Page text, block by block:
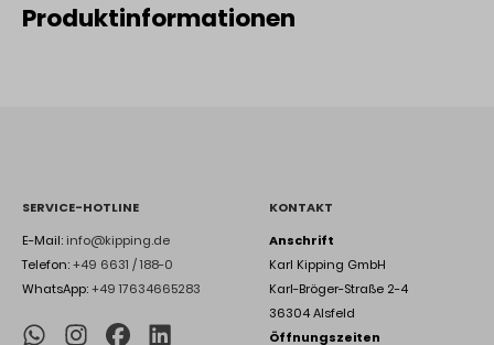
Produktinformationen
SERVICE-HOTLINE
E-Mail:info@kipping.de
Telefon:+49 6631 / 188-0
WhatsApp:+49 17634665283
KONTAKT
Anschrift
Karl Kipping GmbH
Karl-Bröger-Straße 2-4
36304 Alsfeld
Öffnungszeiten